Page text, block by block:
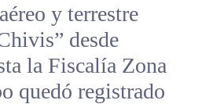
y terrestre
desde
la Fiscalía Zona
quedó registrado